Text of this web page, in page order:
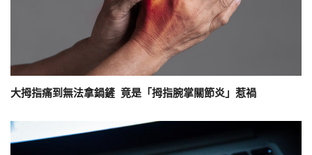
大拇指痛到無法拿鍋鏟 竟是「拇指腕掌關節炎」惹禍